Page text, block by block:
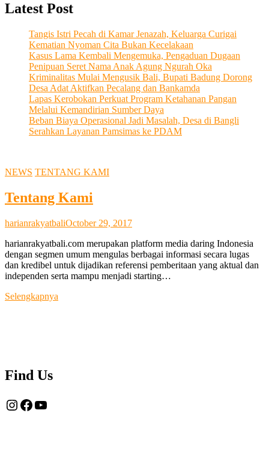
Latest Post
Tangis Istri Pecah di Kamar Jenazah, Keluarga Curigai
Kematian Nyoman Cita Bukan Kecelakaan
Kasus Lama Kembali Mengemuka, Pengaduan Dugaan
Penipuan Seret Nama Anak Agung Ngurah Oka
Kriminalitas Mulai Mengusik Bali, Bupati Badung Dorong
Desa Adat Aktifkan Pecalang dan Bankamda
Lapas Kerobokan Perkuat Program Ketahanan Pangan
Melalui Kemandirian Sumber Daya
Beban Biaya Operasional Jadi Masalah, Desa di Bangli
Serahkan Layanan Pamsimas ke PDAM
NEWS TENTANG KAMI
Tentang Kami
harianrakyatbaliOctober 29, 2017
harianrakyatbali.com merupakan platform media daring Indonesia
dengan segmen umum mengulas berbagai informasi secara lugas
dan kredibel untuk dijadikan referensi pemberitaan yang aktual dan
independen serta mampu menjadi starting…
Selengkapnya
Find Us
Instagram
Facebook
YouTube